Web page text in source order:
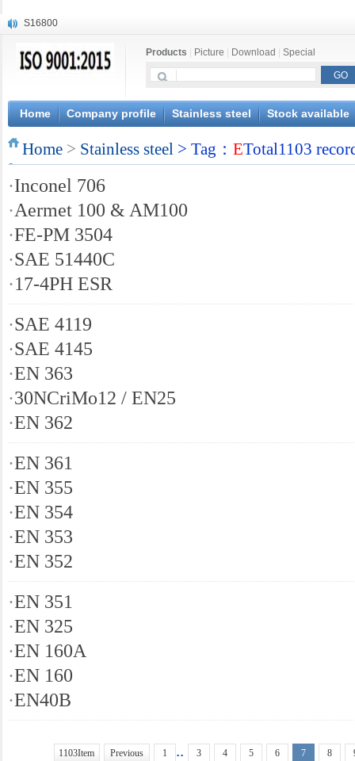
S16800
X20CrMoWV12-1
X6CrNiWNb16-16
1.4945
X3CrNiN18-11
NiCr20TiAl
Products Picture Download Special
Home Company profile Stainless steel Stock available
Home > Stainless steel > Tag： ETotal1103
·Inconel 706
·Aermet 100 & AM100
·FE-PM 3504
·SAE 51440C
·17-4PH ESR
·SAE 4119
·SAE 4145
·EN 363
·30NCriMo12 / EN25
·EN 362
·EN 361
·EN 355
·EN 354
·EN 353
·EN 352
·EN 351
·EN 325
·EN 160A
·EN 160
·EN40B
1103Item Previous 1 .. 3 4 5 6 7 8